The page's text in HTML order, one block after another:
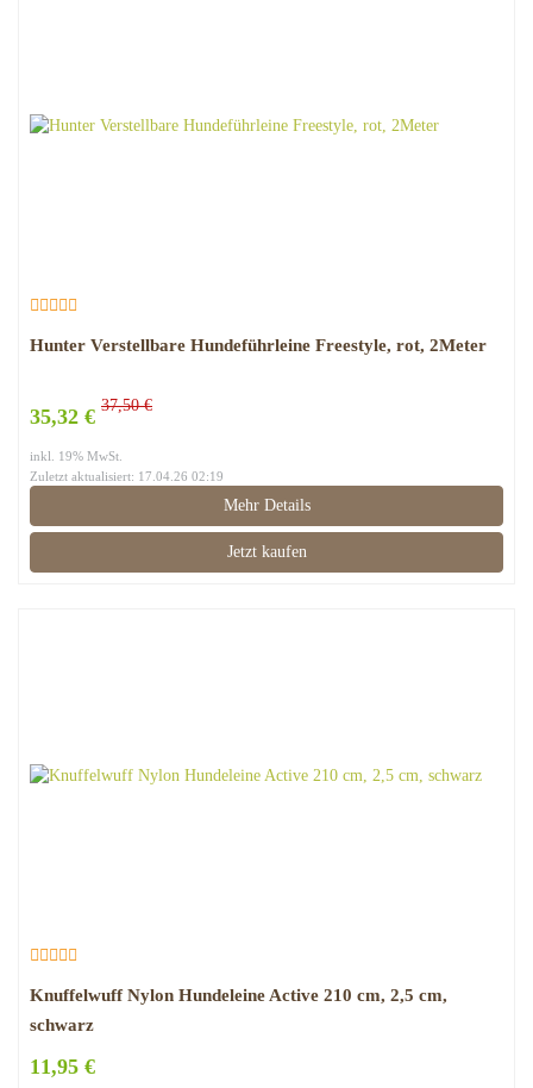
Hunter Verstellbare Hundeführleine Freestyle, rot, 2Meter
35,32 € 37,50 €
inkl. 19% MwSt.
Zuletzt aktualisiert: 17.04.26 02:19
Mehr Details
Jetzt kaufen
Knuffelwuff Nylon Hundeleine Active 210 cm, 2,5 cm,
schwarz
11,95 €